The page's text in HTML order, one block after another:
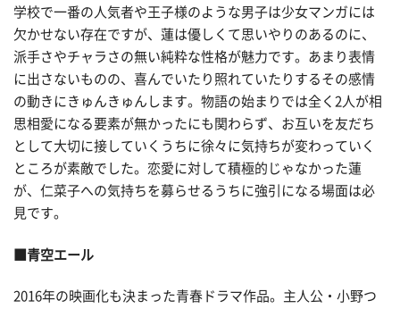
学校で一番の人気者や王子様のような男子は少女マンガには
欠かせない存在ですが、蓮は優しくて思いやりのあるのに、
派手さやチャラさの無い純粋な性格が魅力です。あまり表情
に出さないものの、喜んでいたり照れていたりするその感情
の動きにきゅんきゅんします。物語の始まりでは全く2人が相
思相愛になる要素が無かったにも関わらず、お互いを友だち
として大切に接していくうちに徐々に気持ちが変わっていく
ところが素敵でした。恋愛に対して積極的じゃなかった蓮
が、仁菜子への気持ちを募らせるうちに強引になる場面は必
見です。
■青空エール
2016年の映画化も決まった青春ドラマ作品。主人公・小野つ